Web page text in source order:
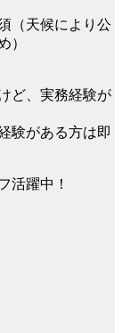
（天候により公
）
ど、実務経験が
験がある方は即
活躍中！